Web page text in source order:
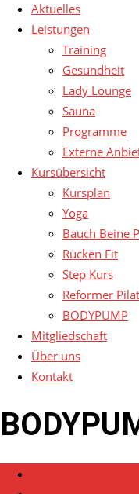
Aktuelles
Leistungen
Training
Gesundheit
Lady Lounge
Sauna
Programme
Externe
Kursübersicht
Kursplan
Yoga
Bauch Beine
Rücken Fit
Step Kurs
Reformer
BODYPUMP
Mitgliedschaft
Über uns
Kontakt